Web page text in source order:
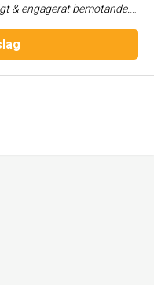
renoveringen utan problem. Utmärkt kommunikation & hög servicenivå. Resultatet blev över förväntan. Rekommenderas varmt.